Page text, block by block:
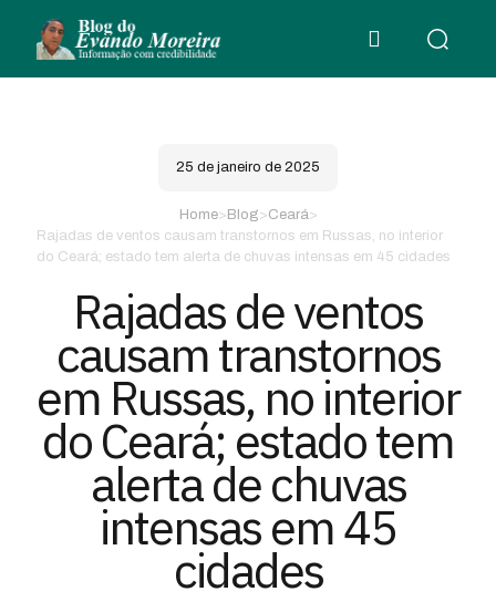
25 de janeiro de 2025
Home> Blog>Ceará>
Rajadas de ventos causam transtornos em Russas, no interior
do Ceará; estado tem alerta de chuvas intensas em 45 cidades
Rajadas de ventos
causam transtornos
em Russas, no interior
do Ceará; estado tem
alerta de chuvas
intensas em 45
cidades